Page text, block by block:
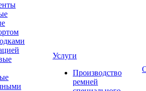
Услуги
Производство
ремней